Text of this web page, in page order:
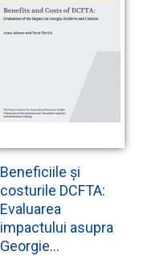
Beneficiile și
costurile DCFTA:
Evaluarea
impactului asupra
Georgie...